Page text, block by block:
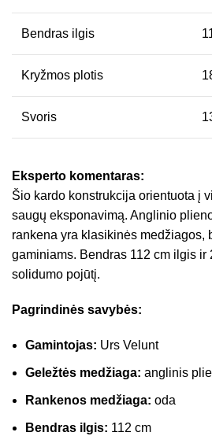
Bendras ilgis
Kryžmos plotis
Svoris
Eksperto komentaras:
Šio kardo konstrukcija orientuota į
saugų eksponavimą. Anglinio
rankena yra klasikinės medžiagos,
gaminiams. Bendras 112 cm ilgis ir
solidumo pojūtį.
Pagrindinės savybės:
Gamintojas: Urs Velunt
Geležtės medžiaga: anglinis
Rankenos medžiaga: oda
Bendras ilgis: 112 cm